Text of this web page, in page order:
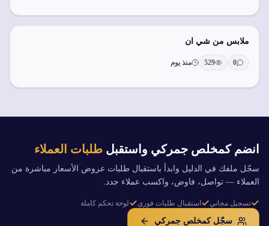
ملابس من شي ان
0
529 منذ يوم
انضم كمخلص جمركي واستقبل طلبات العملاء
سجّل ملفك في الدليل وابدأ باستقبال طلبات عروض الأسعار مباشرة من
العملاء — تواصل، فاوض، واكسب عملاء جدد.
تسجيل مجاني استقبال طلبات فوري لوحة تحكم كاملة
سجّل كمخلص جمركي